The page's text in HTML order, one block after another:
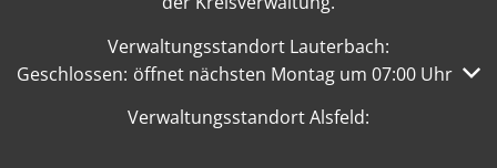
Verwaltungsstandort Lauterbach:
Klicken, um weitere Öffnungs- oder Schließzeiten
Geschlossen: öffnet nächsten Montag um 07:00 Uhr
Verwaltungsstandort Alsfeld: